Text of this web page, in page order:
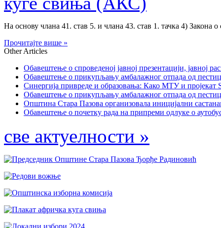
На основу члана 41. став 5. и члана 43. став 1. тачка 4) Закона
Прочитајте више »
Other Articles
Обавештење о спроведеној јавној презентацији, јавној
Обавештење о прикупљању амбалажног отпада од
Синергија привреде и образовања: Како МТУ и пројекат
Обавештење о прикупљању амбалажног отпада од
Општина Стара Пазова организовала иницијални
Обавештење о почетку рада на припреми одлуке о
све актуелности »